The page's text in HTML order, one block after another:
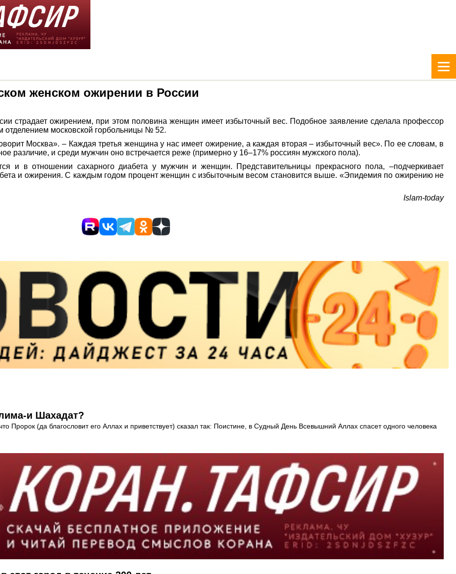
женском ожирении в России
страдает ожирением, при этом половина женщин имеет избыточный вес. Подобное заявление сделала профессор
отделением московской горбольницы № 52.
Москва». – Каждая третья женщина у нас имеет ожирение, а каждая вторая – избыточный вес». По ее словам, в
различие, и среди мужчин оно встречается реже (примерно у 16–17% россиян мужского пола).
и в отношении сахарного диабета у мужчин и женщин. Представительницы прекрасного пола, –подчеркивает
и ожирения. С каждым годом процент женщин с избыточным весом становится выше. «Эпидемия по ожирению не
Islam-today
и Шахадат?
Пророк (да благословит его Аллах и приветствует) сказал так: Поистине, в Судный День Всевышний Аллах спасет одного человека